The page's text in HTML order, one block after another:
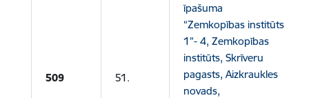
509 51.
īpašuma
“Zemkopības institūts
1”- 4, Zemkopības
institūts, Skrīveru
pagasts, Aizkraukles
novads,